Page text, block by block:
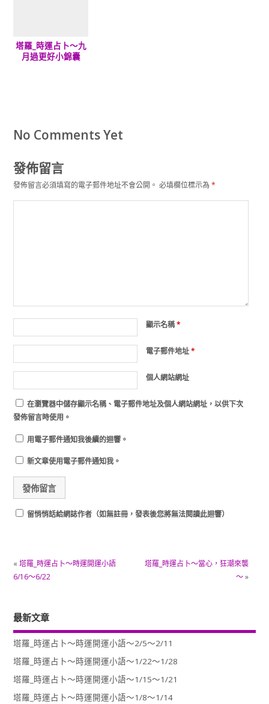
塔羅_時運占卜～九
月過更好小錦囊
No Comments Yet
發佈留言
發佈留言必須填寫的電子郵件地址不會公開。 必填欄位標示為*
顯示名稱*
電子郵件地址*
個人網站網址
在瀏覽器中儲存顯示名稱、電子郵件地址及個人網站網址，以供下次
發佈留言時使用。
用電子郵件通知我後續的迴響。
新文章使用電子郵件通知我。
留悄悄話給網誌作者（如無註冊，發表後您將無法閱讀此迴響）
« 塔羅_時運占卜～時運開運小語
6/16～6/22
塔羅_時運占卜～當心，狂潮來襲
～»
最新文章
塔羅_時運占卜～時運開運小語～2/5～2/11
塔羅_時運占卜～時運開運小語～1/22～1/28
塔羅_時運占卜～時運開運小語～1/15～1/21
塔羅_時運占卜～時運開運小語～1/8～1/14